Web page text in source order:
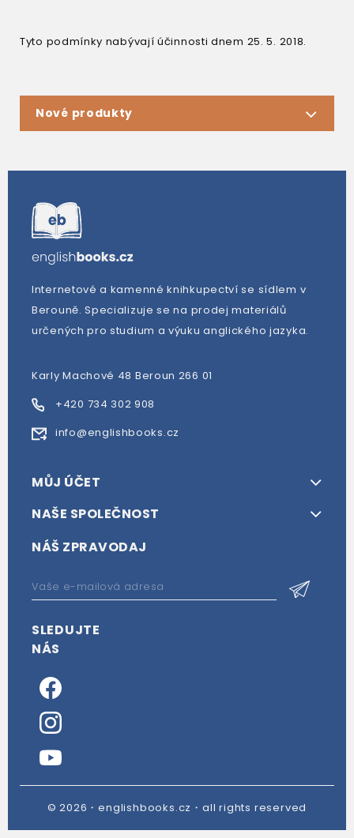
Tyto podmínky nabývají účinnosti dnem 25. 5. 2018.
Nové produkty
Internetové a kamenné knihkupectví se sídlem v
Berouně. Specializuje se na prodej materiálů
určených pro studium a výuku anglického jazyka.
Karly Machové 48 Beroun 266 01
+420 734 302 908
info@englishbooks.cz
MŮJ ÚČET
NAŠE SPOLEČNOST
NÁŠ ZPRAVODAJ
SLEDUJTE
NÁS
© 2026・englishbooks.cz・all rights reserved